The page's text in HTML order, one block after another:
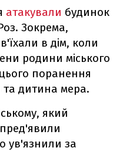
атакували будинок
Зокрема,
в дім, коли
родини міського
поранення
дитина мера.
який
ув'язнили за